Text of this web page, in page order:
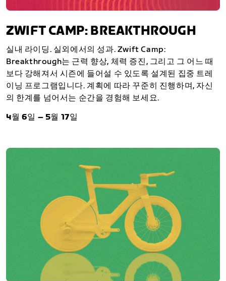
ZWIFT CAMP: BREAKTHROUGH
실내 라이딩. 실외에서의 성과. Zwift Camp:
Breakthrough는 근력 향상, 체력 증진, 그리고 그 어느 때
보다 강해져서 시즌에 들어설 수 있도록 설계된 집중 트레
이닝 프로그램입니다. 계획에 따라 꾸준히 진행하며, 자신
의 한계를 넘어서는 순간을 경험해 보세요.
4월 6일 – 5월 17일